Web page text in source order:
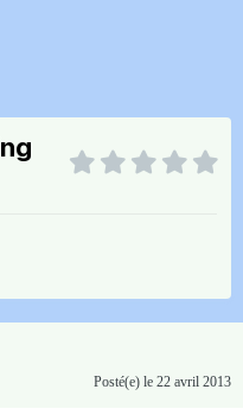
Posté(e) le 22 avril 2013